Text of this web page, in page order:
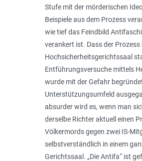
Stufe mit der mörderischen
Beispiele aus dem Prozess
wie tief das Feindbild
verankert ist. Dass der Prozess
Hochsicherheits­gerichtssaal
Entführungsversuche mittels
wurde mit der Gefahr
Unterstützungsumfeld
absurder wird es, wenn man
derselbe Richter aktuell einen
Völkermords gegen zwei IS-
selbstverständlich in einem
Gerichtssaal. „Die Antifa“ ist